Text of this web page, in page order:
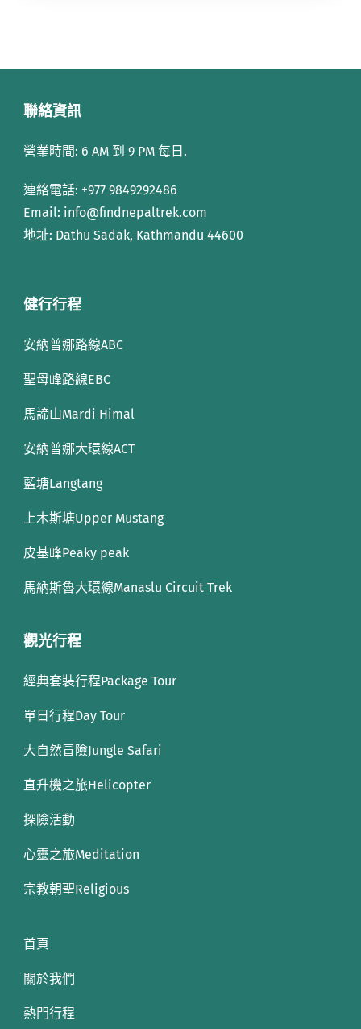
聯絡資訊
營業時間: 6 AM 到 9 PM 每日.
連絡電話: +977 9849292486
Email: info@findnepaltrek.com
地址: Dathu Sadak, Kathmandu 44600
健行行程
安納普娜路線ABC
聖母峰路線EBC
馬諦山Mardi Himal
安納普娜大環線ACT
藍塘Langtang
上木斯塘Upper Mustang
皮基峰Peaky peak
馬納斯魯大環線Manaslu Circuit Trek
觀光行程
經典套裝行程Package Tour
單日行程Day Tour
大自然冒險Jungle Safari
直升機之旅Helicopter
探險活動
心靈之旅Meditation
宗教朝聖Religious
首頁
關於我們
熱門行程